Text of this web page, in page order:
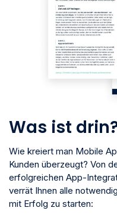
Was ist
Wie kreiert man Mobile
Kunden überzeugt? Von
erfolgreichen App-
verrät Ihnen alle
mit Erfolg zu starten: